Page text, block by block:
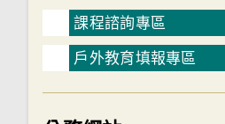
課程諮詢專區
戶外教育填報專區